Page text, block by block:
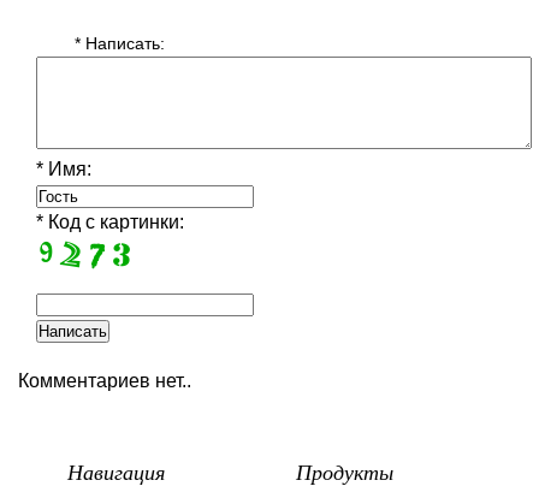
* Написать:
* Имя:
* Код с картинки:
Комментариев нет..
Навигация Продукты